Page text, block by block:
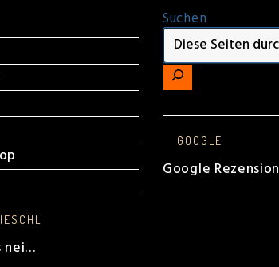
nei…
tab
Suchen
GOOGLE
Google